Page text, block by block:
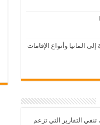
المانيا وأنواع الإقامات
تنفي التقارير التي تزعم